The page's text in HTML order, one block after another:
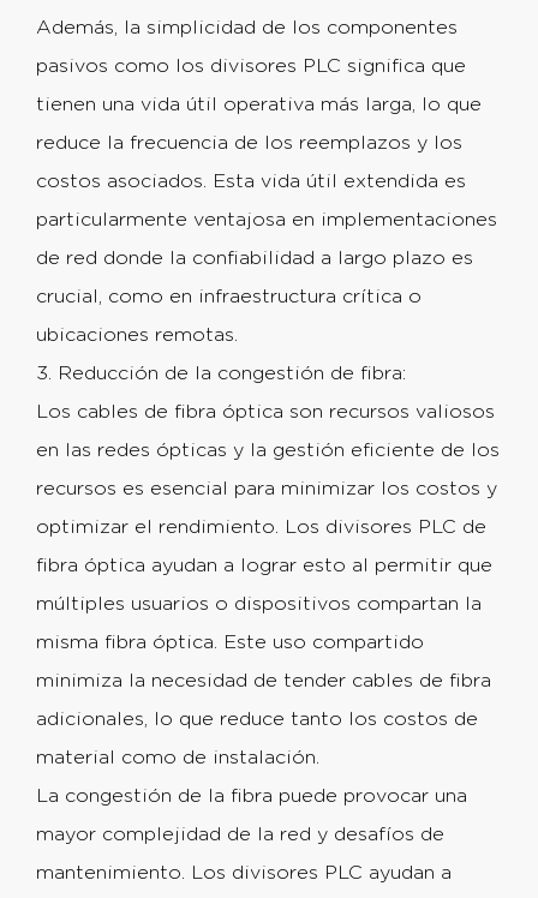
Además, la simplicidad de los componentes
pasivos como los divisores PLC significa que
tienen una vida útil operativa más larga, lo que
reduce la frecuencia de los reemplazos y los
costos asociados. Esta vida útil extendida es
particularmente ventajosa en implementaciones
de red donde la confiabilidad a largo plazo es
crucial, como en infraestructura crítica o
ubicaciones remotas.
3. Reducción de la congestión de fibra:
Los cables de fibra óptica son recursos valiosos
en las redes ópticas y la gestión eficiente de los
recursos es esencial para minimizar los costos y
optimizar el rendimiento. Los divisores PLC de
fibra óptica ayudan a lograr esto al permitir que
múltiples usuarios o dispositivos compartan la
misma fibra óptica. Este uso compartido
minimiza la necesidad de tender cables de fibra
adicionales, lo que reduce tanto los costos de
material como de instalación.
La congestión de la fibra puede provocar una
mayor complejidad de la red y desafíos de
mantenimiento. Los divisores PLC ayudan a